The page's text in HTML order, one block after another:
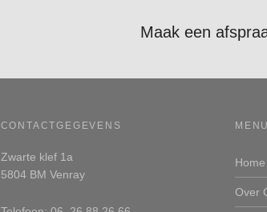
Maak een
CONTACTGEGEVENS
Zwarte klef 1a
5804 BM Venray
MENU
Home
Over